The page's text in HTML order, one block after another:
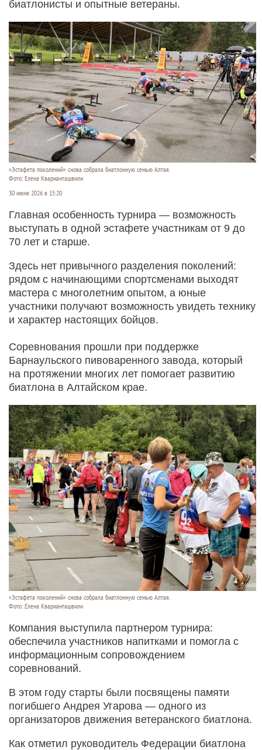
биатлонисты и опытные ветераны.
«Эстафета поколений» снова собрала биатлонную семью Алтая.
Фото: Елена Кварианташвили
30 июня 2026 в 15:20
Главная особенность турнира — возможность
выступать в одной эстафете участникам от 9 до
70 лет и старше.
Здесь нет привычного разделения поколений:
рядом с начинающими спортсменами выходят
мастера с многолетним опытом, а юные
участники получают возможность увидеть технику
и характер настоящих бойцов.
Соревнования прошли при поддержке
Барнаульского пивоваренного завода, который
на протяжении многих лет помогает развитию
биатлона в Алтайском крае.
«Эстафета поколений» снова собрала биатлонную семью Алтая.
Фото: Елена Кварианташвили
Компания выступила партнером турнира:
обеспечила участников напитками и помогла с
информационным сопровождением
соревнований.
В этом году старты были посвящены памяти
погибшего Андрея Угарова — одного из
организаторов движения ветеранского биатлона.
Как отметил руководитель Федерации биатлона